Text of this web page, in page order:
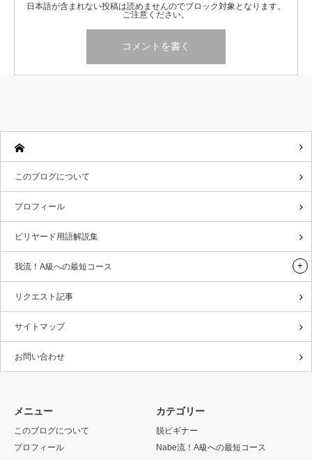
日本語が含まれない投稿は読めませんのでブロック対象となります。
ご注意ください。
このブログについて
プロフィール
ビリヤード用語解説集
我流！A級への最短コース
リクエスト記事
サイトマップ
お問い合わせ
メニュー
このブログについて
プロフィール
カテゴリー
脱ビギナー
Nabe流！A級への最短コース